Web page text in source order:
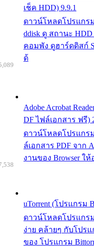
เช็ค HDD) 9.9.1
ดาวน์โหลดโปรแกรม
ddisk ดู สถานะ
คอมพัง ดูฮาร์ดดิสก์
ด้
Adobe Acrobat
DF ไฟล์เอกสาร ฟรี)
ดาวน์โหลดโปรแกรม
ล์เอกสาร PDF จาก
งานของ Browser ใ
uTorrent (โปรแกรม
ดาวน์โหลดโปรแกรม
ง่าย คล้ายๆ กับโปร
ของ โปรแกรม